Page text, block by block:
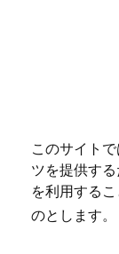
このサイト
ツを提供す
を利用する
のとします。